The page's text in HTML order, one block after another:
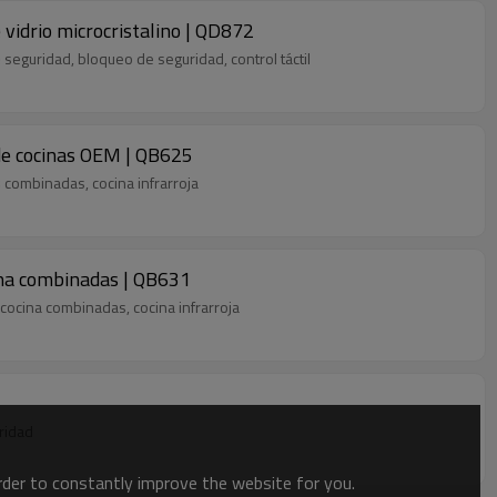
vidrio microcristalino | QD872
bloqueo de seguridad, control táctil
cocinas OEM | QB625
cocina infrarroja
combinadas | QB631
combinadas, cocina infrarroja
to constantly improve the website for you.